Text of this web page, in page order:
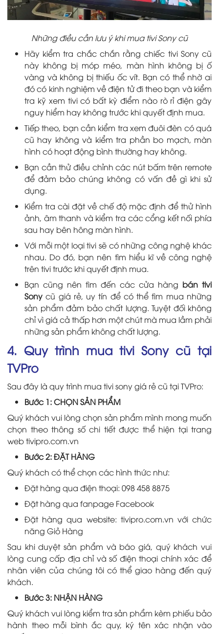
Những điều cần lưu ý khi mua tivi Sony cũ
Hãy kiểm tra chắc chắn rằng chiếc tivi Sony cũ
này không bị móp méo, màn hình không bị ố
vàng và không bị thiếu ốc vít. Bạn có thể nhờ ai
đó có kinh nghiệm về điện tử đi theo bạn và kiểm
tra kỹ xem tivi có bất kỳ điểm nào rò rỉ điện gây
nguy hiểm hay không trước khi quyết định mua.
Tiếp theo, bạn cần kiểm tra xem đuôi đèn có quá
cũ hay không và kiểm tra phần bo mạch, màn
hình có hoạt động bình thường hay không.
Bạn cần thử điều chỉnh các nút bấm trên remote
để đảm bảo chúng không có vấn đề gì khi sử
dụng.
Kiểm tra cài đặt về chế độ mặc định để thử hình
ảnh, âm thanh và kiểm tra các cổng kết nối phía
sau hay bên hông màn hình.
Với mỗi một loại tivi sẽ có những công nghệ khác
nhau. Do đó, bạn nên tìm hiểu kĩ về công nghệ
trên tivi trước khi quyết định mua.
Bạn cũng nên tìm đến các cửa hàng bán tivi
Sony cũ giá rẻ, uy tín để có thể tìm mua những
sản phẩm đảm bảo chất lượng. Tuyệt đối không
chỉ vì giá cả thấp hơn một chút mà mua lầm phải
những sản phẩm không chất lượng.
4. Quy trình mua tivi Sony cũ tại
TVPro
Sau đây là quy trình mua tivi sony giá rẻ cũ tại TVPro:
Bước 1: CHỌN SẢN PHẨM
Quý khách vui lòng chọn sản phẩm mình mong muốn
chọn theo thông số chi tiết được thể hiện tại trang
web tivipro.com.vn
Bước 2: ĐẶT HÀNG
Quý khách có thể chọn các hình thức như:
Đặt hàng qua điện thoại: 098 458 8875
Đặt hàng qua fanpage Facebook
Đặt hàng qua website: tivipro.com.vn với chức
năng Giỏ Hàng
Sau khi duyệt sản phẩm và báo giá, quý khách vui
lòng cung cấp địa chỉ và số điện thoại chính xác để
nhân viên của chúng tôi có thể giao hàng đến quý
khách.
Bước 3: NHẬN HÀNG
Quý khách vui lòng kiểm tra sản phẩm kèm phiếu bảo
hành theo mỗi bình ắc quy, ký tên xác nhận vào